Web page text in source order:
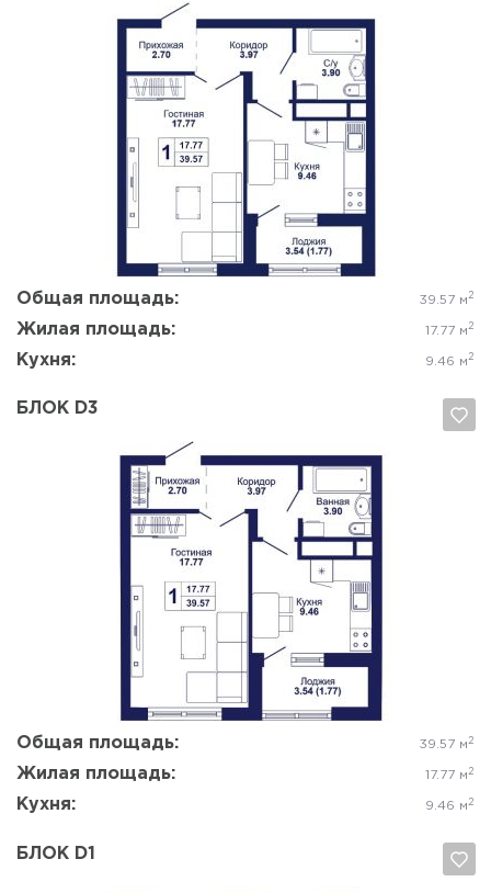
Общая площадь: 39.57 м 2
Жилая площадь: 17.77 м 2
Кухня: 9.46 м 2
Да, удалить
БЛОК D3
Общая площадь: 39.57 м 2
Жилая площадь: 17.77 м 2
Кухня: 9.46 м 2
Отмена
БЛОК D1